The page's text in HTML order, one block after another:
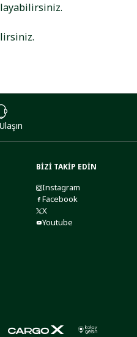
BİZİ TAKİP EDİN
Instagram
Facebook
X
Youtube